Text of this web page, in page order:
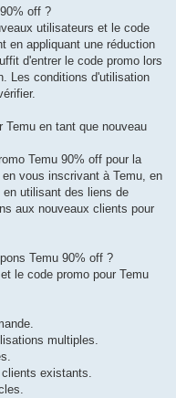
off ?
utilisateurs et le code
en appliquant une réduction
d'entrer le code promo lors
Les conditions d'utilisation
en tant que nouveau
Temu 90% off pour la
vous inscrivant à Temu, en
utilisant des liens de
aux nouveaux clients pour
Temu 90% off ?
le code promo pour Temu
multiples.
existants.